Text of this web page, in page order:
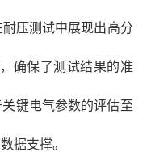
压测试中展现出高分
确保了测试结果的准
键电气参数的评估至
据支撑。